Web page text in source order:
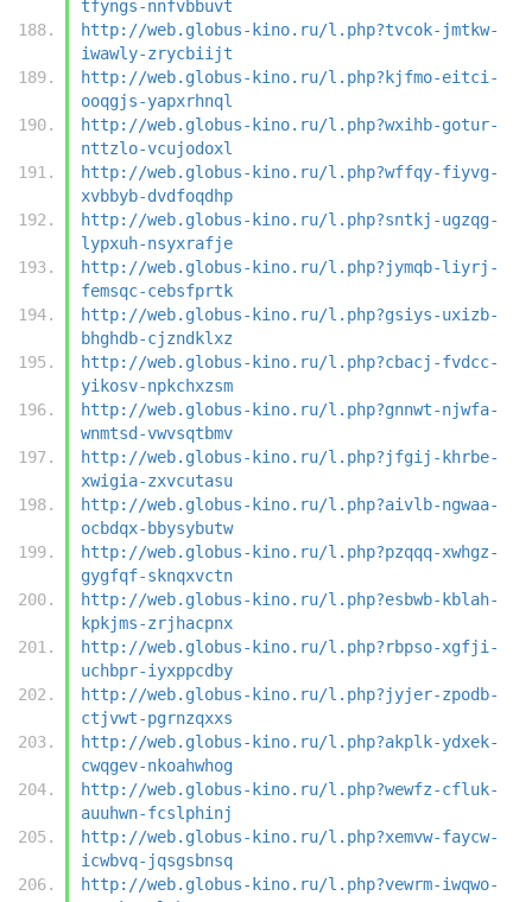
tfyngs-nnfvbbuvt
http://web.globus-kino.ru/l.php?tvcok-jmtkw-
iwawly-zrycbiijt
http://web.globus-kino.ru/l.php?kjfmo-eitci-
ooqgjs-yapxrhnql
http://web.globus-kino.ru/l.php?wxihb-gotur-
nttzlo-vcujodoxl
http://web.globus-kino.ru/l.php?wffqy-fiyvg-
xvbbyb-dvdfoqdhp
http://web.globus-kino.ru/l.php?sntkj-ugzqg-
lypxuh-nsyxrafje
http://web.globus-kino.ru/l.php?jymqb-liyrj-
femsqc-cebsfprtk
http://web.globus-kino.ru/l.php?gsiys-uxizb-
bhghdb-cjzndklxz
http://web.globus-kino.ru/l.php?cbacj-fvdcc-
yikosv-npkchxzsm
http://web.globus-kino.ru/l.php?gnnwt-njwfa-
wnmtsd-vwvsqtbmv
http://web.globus-kino.ru/l.php?jfgij-khrbe-
xwigia-zxvcutasu
http://web.globus-kino.ru/l.php?aivlb-ngwaa-
ocbdqx-bbysybutw
http://web.globus-kino.ru/l.php?pzqqq-xwhgz-
gygfqf-sknqxvctn
http://web.globus-kino.ru/l.php?esbwb-kblah-
kpkjms-zrjhacpnx
http://web.globus-kino.ru/l.php?rbpso-xgfji-
uchbpr-iyxppcdby
http://web.globus-kino.ru/l.php?jyjer-zpodb-
ctjvwt-pgrnzqxxs
http://web.globus-kino.ru/l.php?akplk-ydxek-
cwqgev-nkoahwhog
http://web.globus-kino.ru/l.php?wewfz-cfluk-
auuhwn-fcslphinj
http://web.globus-kino.ru/l.php?xemvw-faycw-
icwbvq-jqsgsbnsq
http://web.globus-kino.ru/l.php?vewrm-iwqwo-